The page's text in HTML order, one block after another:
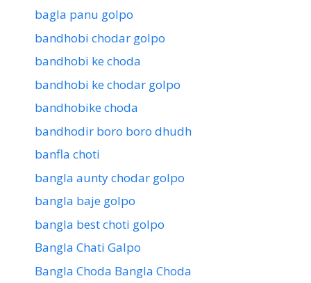
bagla panu golpo
bandhobi chodar golpo
bandhobi ke choda
bandhobi ke chodar golpo
bandhobike choda
bandhodir boro boro dhudh
banfla choti
bangla aunty chodar golpo
bangla baje golpo
bangla best choti golpo
Bangla Chati Galpo
Bangla Choda Bangla Choda